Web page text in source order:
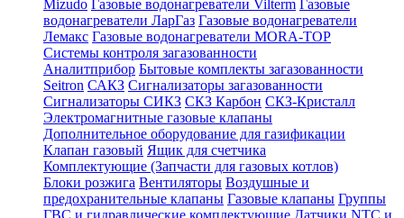
Mizudo Газовые водонагреватели Vilterm Газовые
водонагреватели ЛарГаз Газовые водонагреватели
Лемакс Газовые водонагреватели MORA-TOP
Системы контроля загазованности
Аналитприбор Бытовые комплекты загазованности
Seitron САКЗ Сигнализаторы загазованности
Сигнализаторы СИКЗ СКЗ Карбон СКЗ-Кристалл
Электромагнитные газовые клапаны
Дополнительное оборудование для газификации
Клапан газовый Ящик для счетчика
Комплектующие (Запчасти для газовых котлов)
Блоки розжига Вентиляторы Воздушные и
предохранительные клапаны Газовые клапаны Группы
ГВС и гидравлические комплектующие Датчики NTC и